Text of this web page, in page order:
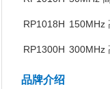
RP1018H 150MHz
RP1300H 300MHz
品牌介绍